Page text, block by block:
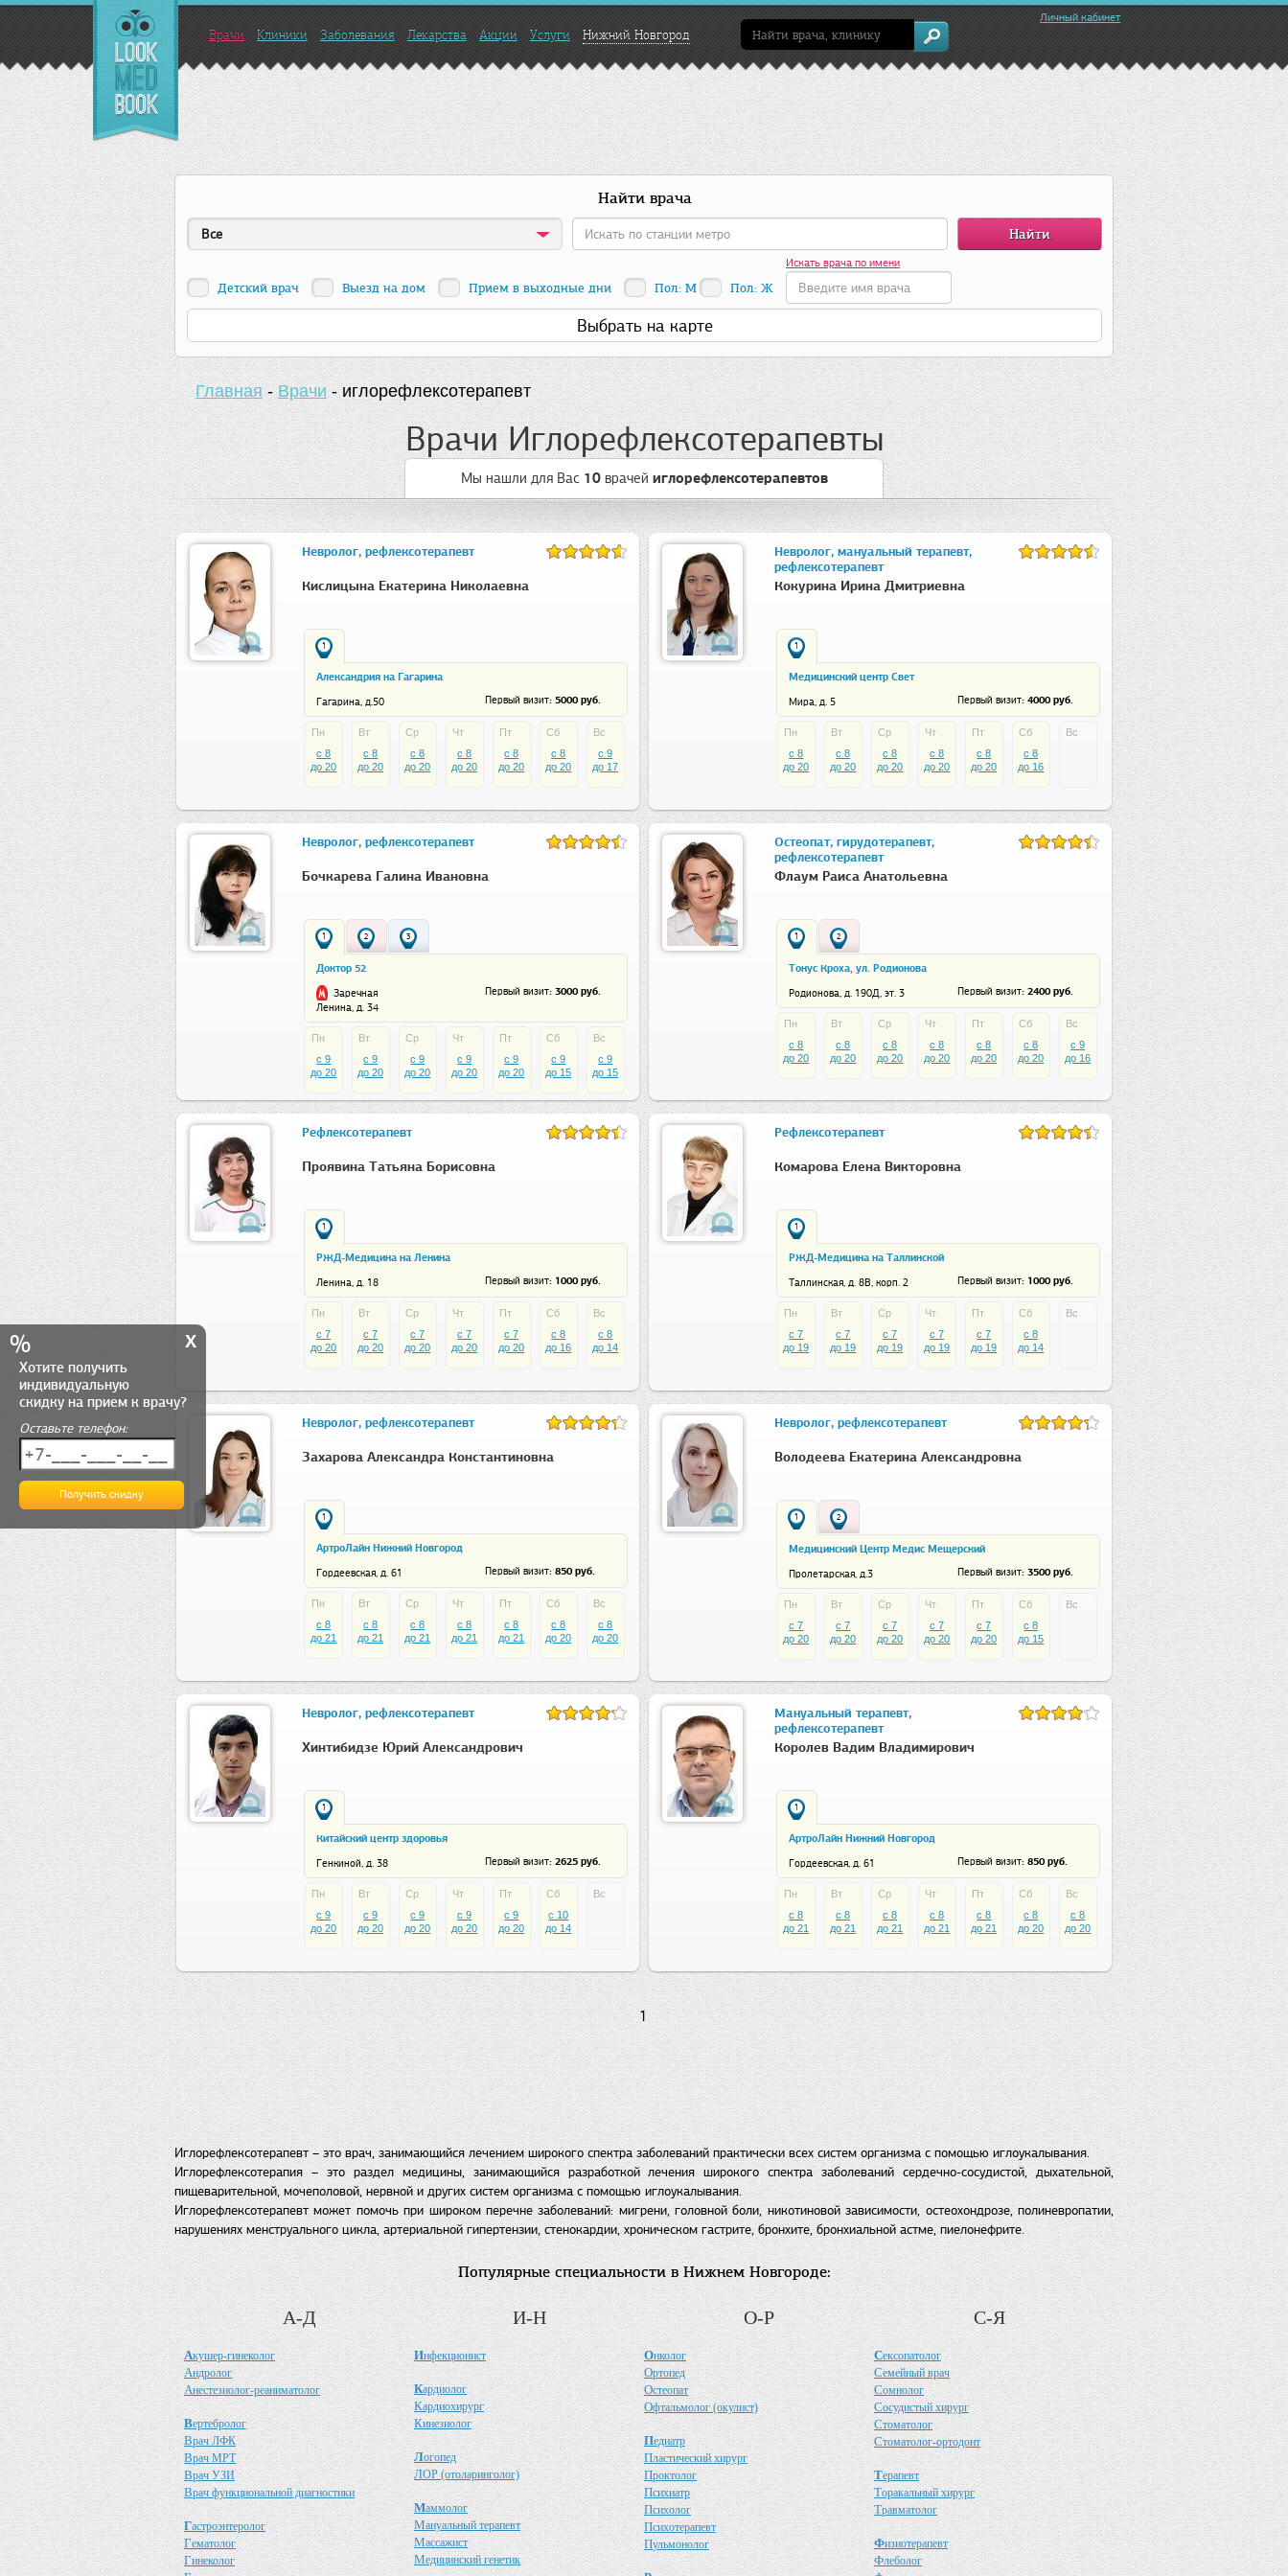
Врачи Клиники Заболевания Лекарства Акции Услуги Нижний Новгород
Личный кабинет
Найти врача
Все
Детский врач Выезд на дом Прием в выходные дни Пол: М Пол: Ж
Искать врача по имени
Выбрать на карте
Главная-Врачи-иглорефлексотерапевт
Врачи Иглорефлексотерапевты
Мы нашли для Вас 10 врачей иглорефлексотерапевтов
Невролог, рефлексотерапевт
Кислицына Екатерина Николаевна
1
Александрия на Гагарина
Гагарина, д.50 Первый визит: 5000 руб.
Пн
c 8
до 20
Вт
c 8
до 20
Ср
c 8
до 20
Чт
c 8
до 20
Пт
c 8
до 20
Сб
c 8
до 20
Вс
c 9
до 17
Невролог, мануальный терапевт,
рефлексотерапевт
Кокурина Ирина Дмитриевна
1
Медицинский центр Свет
Мира, д. 5 Первый визит: 4000 руб.
Пн
c 8
до 20
Вт
c 8
до 20
Ср
c 8
до 20
Чт
c 8
до 20
Пт
c 8
до 20
Сб
c 8
до 16
Вс
Невролог, рефлексотерапевт
Бочкарева Галина Ивановна
1 2 3
Доктор 52
Заречная
Ленина, д. 34
Первый визит: 3000 руб.
Пн
c 9
до 20
Вт
c 9
до 20
Ср
c 9
до 20
Чт
c 9
до 20
Пт
c 9
до 20
Сб
c 9
до 15
Вс
c 9
до 15
Остеопат, гирудотерапевт,
рефлексотерапевт
Флаум Раиса Анатольевна
1 2
Тонус Кроха, ул. Родионова
Родионова, д. 190Д, эт. 3 Первый визит: 2400 руб.
Пн
c 8
до 20
Вт
c 8
до 20
Ср
c 8
до 20
Чт
c 8
до 20
Пт
c 8
до 20
Сб
c 8
до 20
Вс
c 9
до 16
Рефлексотерапевт
Проявина Татьяна Борисовна
1
РЖД-Медицина на Ленина
Ленина, д. 18 Первый визит: 1000 руб.
Пн
c 7
до 20
Вт
c 7
до 20
Ср
c 7
до 20
Чт
c 7
до 20
Пт
c 7
до 20
Сб
c 8
до 16
Вс
c 8
до 14
Рефлексотерапевт
Комарова Елена Викторовна
1
РЖД-Медицина на Таллинской
Таллинская, д. 8В, корп. 2 Первый визит: 1000 руб.
Пн
c 7
до 19
Вт
c 7
до 19
Ср
c 7
до 19
Чт
c 7
до 19
Пт
c 7
до 19
Сб
c 8
до 14
Вс
Невролог, рефлексотерапевт
Захарова Александра Константиновна
1
АртроЛайн Нижний Новгород
Гордеевская, д. 61 Первый визит: 850 руб.
Пн
c 8
до 21
Вт
c 8
до 21
Ср
c 8
до 21
Чт
c 8
до 21
Пт
c 8
до 21
Сб
c 8
до 20
Вс
c 8
до 20
Невролог, рефлексотерапевт
Володеева Екатерина Александровна
1 2
Медицинский Центр Медис Мещерский
Пролетарская, д.3 Первый визит: 3500 руб.
Пн
c 7
до 20
Вт
c 7
до 20
Ср
c 7
до 20
Чт
c 7
до 20
Пт
c 7
до 20
Сб
c 8
до 15
Вс
Невролог, рефлексотерапевт
Хинтибидзе Юрий Александрович
1
Китайский центр здоровья
Генкиной, д. 38 Первый визит: 2625 руб.
Пн
c 9
до 20
Вт
c 9
до 20
Ср
c 9
до 20
Чт
c 9
до 20
Пт
c 9
до 20
Сб
c 10
до 14
Вс
Мануальный терапевт,
рефлексотерапевт
Королев Вадим Владимирович
1
АртроЛайн Нижний Новгород
Гордеевская, д. 61 Первый визит: 850 руб.
Пн
c 8
до 21
Вт
c 8
до 21
Ср
c 8
до 21
Чт
c 8
до 21
Пт
c 8
до 21
Сб
c 8
до 20
Вс
c 8
до 20
1
Иглорефлексотерапевт – это врач, занимающийся лечением широкого спектра заболеваний практически всех систем организма с помощью иглоукалывания.
Иглорефлексотерапия – это раздел медицины, занимающийся разработкой лечения широкого спектра заболеваний сердечно-сосудистой, дыхательной,
пищеварительной, мочеполовой, нервной и других систем организма с помощью иглоукалывания.
Иглорефлексотерапевт может помочь при широком перечне заболеваний: мигрени, головной боли, никотиновой зависимости, остеохондрозе, полиневропатии,
нарушениях менструального цикла, артериальной гипертензии, стенокардии, хроническом гастрите, бронхите, бронхиальной астме, пиелонефрите.
Популярные специальности в Нижнем Новгороде:
А-Д
Акушер-гинеколог
Андролог
Анестезиолог-реаниматолог
Вертебролог
Врач ЛФК
Врач МРТ
Врач УЗИ
Врач функциональной диагностики
Гастроэнтеролог
Гематолог
Гинеколог
И-Н
Инфекционист
Кардиолог
Кардиохирург
Кинезиолог
Логопед
ЛОР (отоларинголог)
Маммолог
Мануальный терапевт
Массажист
Медицинский генетик
О-Р
Онколог
Ортопед
Остеопат
Офтальмолог (окулист)
Педиатр
Пластический хирург
Проктолог
Психиатр
Психолог
Психотерапевт
Пульмонолог
С-Я
Сексопатолог
Семейный врач
Сомнолог
Сосудистый хирург
Стоматолог
Стоматолог-ортодонт
Терапевт
Торакальный хирург
Травматолог
Физиотерапевт
Флеболог
% x
Хотите получить
индивидуальную
скидку на прием к врачу?
Оставьте телефон: